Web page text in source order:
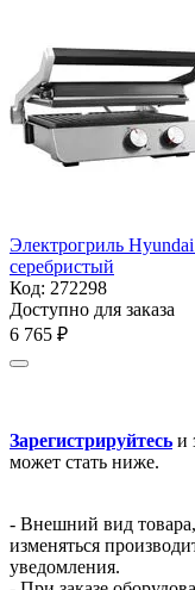
Электрогриль
серебристый
Код: 272298
Доступно для заказа
6 765 ₽
Зарегистрируйтесь и
может стать ниже.
- Внешний вид
изменяться
уведомления.